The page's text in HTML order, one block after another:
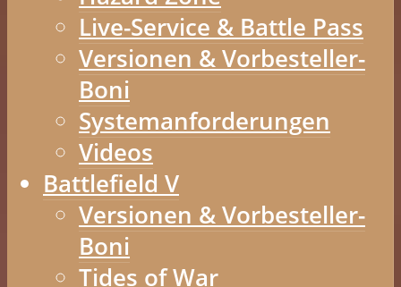
Live-Service & Battle Pass
Versionen & Vorbesteller-
Boni
Systemanforderungen
Videos
Battlefield V
Versionen & Vorbesteller-
Boni
Tides of War